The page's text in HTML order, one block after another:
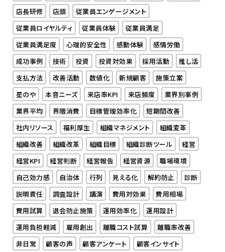
店長研修
店頭
従業員エンゲージメント
従業員ロイヤルティ
従業員体験
従業員満足
従業員満足度
心理的安全性 感動体験
感情労働
成功事例
技術 投資 投資対効果 採用活動
推し活
支払方法
改善活動 数値化 新規顧客
施策立案
星のや
本音ニーズ 来店率KPI 来店頻度
業界別事例
業界平均
界隈消費 目標管理効率化
短期間改善
社内リソース
福利厚生 組織マネジメント
組織変革
組織改善
組織改革 組織目標 組織診断ツール
経営
経営KPI
経営判断 経営報告 経営資源
職場環境
自己効力感
自治体 行列 見える化 解約防止
診断
説明責任
調査設計 講演 費用対効果
費用相場
費用試算
退会防止施策 運用効率化
運用設計
運用負担軽減
雇用創出 離職コスト試算
離職率改善
非日常
顧客の声 顧客アンケート
顧客インサイト